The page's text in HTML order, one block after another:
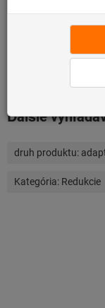
Podrobnosti o
Ďalšie
druh produktu:
Kategória: Redukcie